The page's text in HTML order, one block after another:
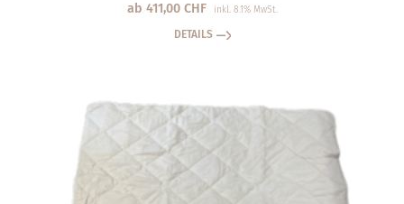
ab 411,00 CHF inkl. 8.1% MwSt.
DETAILS